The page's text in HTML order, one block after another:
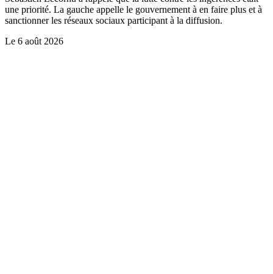
une priorité. La gauche appelle le gouvernement à en faire plus et à
sanctionner les réseaux sociaux participant à la diffusion.
Le 6 août 2026